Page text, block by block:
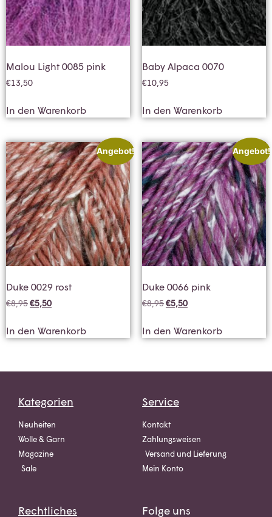
Malou Light 0085 pink
€13,50
In den Warenkorb
Baby Alpaca 0070
€10,95
In den Warenkorb
Angebot!
Duke 0029 rost
€8,95€5,50
In den Warenkorb
Angebot!
Duke 0066 pink
€8,95€5,50
In den Warenkorb
Kategorien
Neuheiten
Wolle & Garn
Magazine
Sale
Service
Kontakt
Zahlungsweisen
Versand und Lieferung
Mein Konto
Rechtliches Folge uns